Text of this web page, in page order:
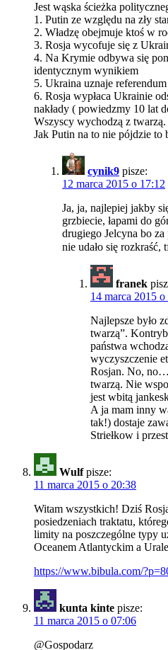
Jest wąska ścieżka
1. Putin ze względu na zły
2. Władzę obejmuje ktoś w
3. Rosja wycofuje się z
4. Na Krymie odbywa się
identycznym wynikiem
5. Ukraina uznaje
6. Rosja wypłaca Ukrainie
nakłady ( powiedzmy 10 lat
Wszyscy wychodzą z twarzą.
Jak Putin na to nie pójdzie to
cynik9 pisze:
12 marca 2015 o 17:12
Ja, ja, najlepiej jakby
grzbiecie, łapami do
drugiego Jelcyna bo
nie udało się
franek
14 marca 2015
Najlepsze było
twarzą”.
państwa
wyczyszczenie
Rosjan. No,
twarzą. Nie
jest wbitą
A ja mam inny
tak!) dostaje
Striełkow i
Wulf pisze:
11 marca 2015 o 20:38
Witam wszystkich! Dziś
posiedzeniach traktatu,
limity na poszczególne typy
Oceanem Atlantyckim a
https://www.bibula.com/
kunta kinte pisze:
11 marca 2015 o 07:06
@Gospodarz